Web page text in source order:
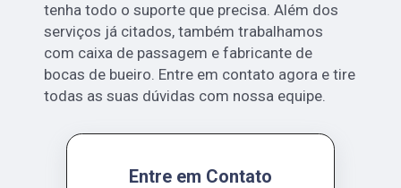
tenha todo o suporte que precisa. Além dos
serviços já citados, também trabalhamos
com caixa de passagem e fabricante de
bocas de bueiro. Entre em contato agora e tire
todas as suas dúvidas com nossa equipe.
Entre em Contato